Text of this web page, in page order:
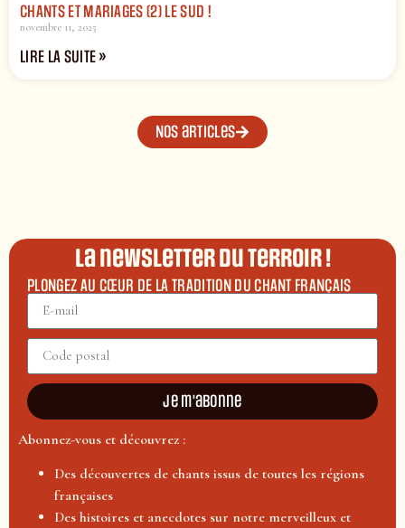
CHANTS ET MARIAGES (2) LE SUD !
novembre 11, 2025
LIRE LA SUITE »
Nos articles
La newsletter du terroir !
PLONGEZ AU CŒUR DE LA TRADITION DU CHANT FRANÇAIS
Je m'abonne
Abonnez-vous et découvrez :
Des découvertes de chants issus de toutes les régions
françaises
Des histoires et anecdotes sur notre merveilleux et